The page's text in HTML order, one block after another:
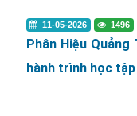
11-05-2026 1496
Phân Hiệu
hành trình học